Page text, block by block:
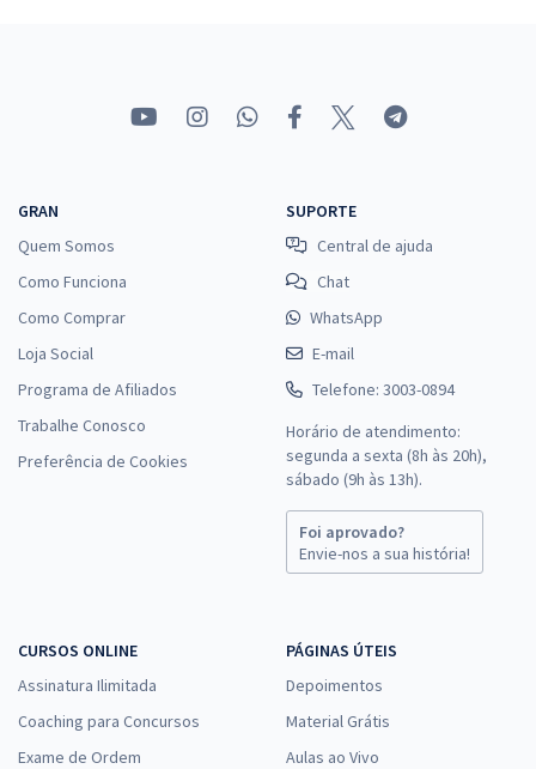
à vista
19,99
Economize R$ 59,98 (-20%)
Comprar
Sprint Final para SEFA PA - Fiscal de Receitas Estaduais (Pós-Edital)
à vista
R$26,60
Economize R$ 79,80 (-20%)
Comprar
SEFA PA - Secretaria de Estado da Fazenda do Pará - Analista
Fazendário de Saúde Ocupacional - Psicologia
à vista
GRAN
Quem Somos
Como Funciona
Como Comprar
Loja Social
Programa de Afiliados
Trabalhe Conosco
Preferência de Cookies
SUPORTE
Central de ajuda
Chat
WhatsApp
E-mail
Telefone: 3003-0894
Horário de atendimento:
segunda a sexta (8h às 20h),
sábado (9h às 13h).
Foi aprovado?
Envie-nos a sua história!
CURSOS ONLINE
Assinatura Ilimitada
Coaching para Concursos
Exame de Ordem
PÁGINAS ÚTEIS
Depoimentos
Material Grátis
Aulas ao Vivo